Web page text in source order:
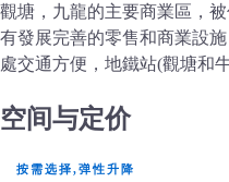
觀塘，九龍的主要商業區，
有發展完善的零售和商業設
處交通方便，地鐵站(觀塘和
空间与定价
按需选择,弹性升降